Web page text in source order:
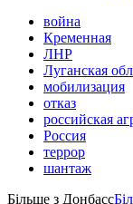
война
Кременная
ЛНР
Луганская
мобилизация
отказ
российская
Россия
террор
шантаж
Більше з Донбасс